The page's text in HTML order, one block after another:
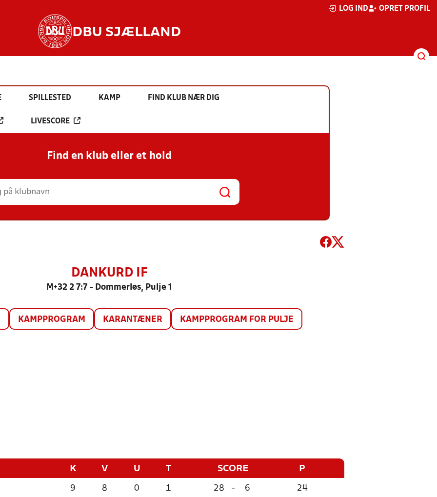
LOG IND OPRET PROFIL
DBU SJÆLLAND
SPILLESTED KAMP FIND KLUB NÆR DIG
LIVESCORE
Find en klub eller et hold
DANKURD IF
M+32 2 7:7 - Dommerløs, Pulje 1
KAMPPROGRAM KARANTÆNER KAMPPROGRAM FOR PULJE
K V U T SCORE P
9 8 0 1 28 - 6 24